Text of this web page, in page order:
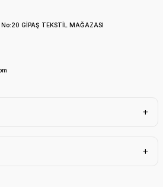
GİPAŞ TEKSTİL MAĞAZASI